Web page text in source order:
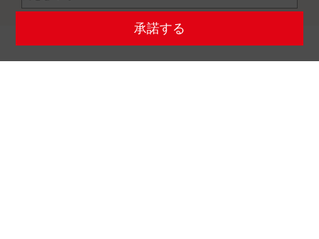
承諾する